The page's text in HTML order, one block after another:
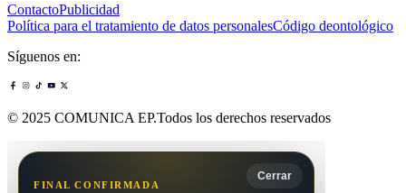
ContactoPublicidad
Política para el tratamiento de datos personalesCódigo deontológico
Síguenos en:
© 2025 COMUNICA EP.Todos los derechos reservados
Cerrar
FINAL CONFIRMADA